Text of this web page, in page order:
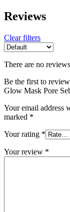
Reviews
Clear filters
There are no
Be the first to
Glow Mask Pore
Your email address
marked *
Your rating *
Your review *